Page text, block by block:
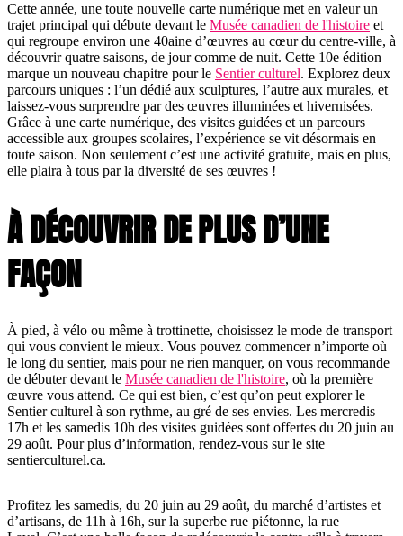
Cette année, une toute nouvelle carte numérique met en valeur un
trajet principal qui débute devant le Musée canadien de l'histoire et
qui regroupe environ une 40aine d’œuvres au cœur du centre-ville, à
découvrir quatre saisons, de jour comme de nuit. Cette 10e édition
marque un nouveau chapitre pour le Sentier culturel. Explorez deux
parcours uniques : l’un dédié aux sculptures, l’autre aux murales, et
laissez-vous surprendre par des œuvres illuminées et hivernisées.
Grâce à une carte numérique, des visites guidées et un parcours
accessible aux groupes scolaires, l’expérience se vit désormais en
toute saison. Non seulement c’est une activité gratuite, mais en plus,
elle plaira à tous par la diversité de ses œuvres !
À DÉCOUVRIR DE PLUS D’UNE
FAÇON
À pied, à vélo ou même à trottinette, choisissez le mode de transport
qui vous convient le mieux. Vous pouvez commencer n’importe où
le long du sentier, mais pour ne rien manquer, on vous recommande
de débuter devant le Musée canadien de l'histoire, où la première
œuvre vous attend. Ce qui est bien, c’est qu’on peut explorer le
Sentier culturel à son rythme, au gré de ses envies. Les mercredis
17h et les samedis 10h des visites guidées sont offertes du 20 juin au
29 août. Pour plus d’information, rendez-vous sur le site
sentierculturel.ca.
Profitez les samedis, du 20 juin au 29 août, du marché d’artistes et
d’artisans, de 11h à 16h, sur la superbe rue piétonne, la rue